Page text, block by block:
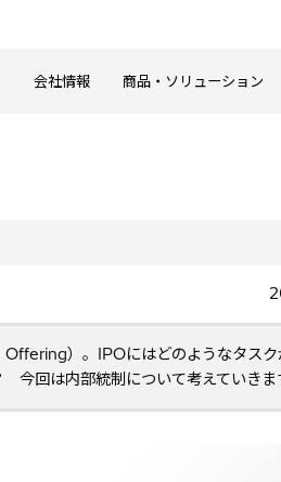
会社情報 商品・ソリューション
）。IPOにはどのようなタスク
回は内部統制について考えていきま